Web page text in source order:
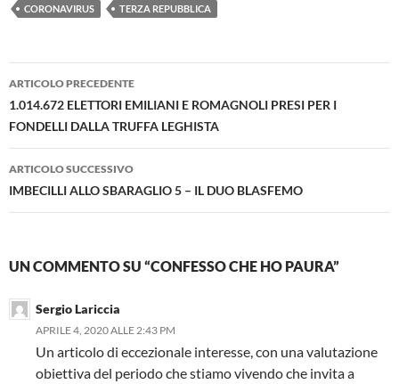
CORONAVIRUS TERZA REPUBBLICA
Navigazione
articolo
ARTICOLO PRECEDENTE
1.014.672 ELETTORI EMILIANI E ROMAGNOLI PRESI PER I
FONDELLI DALLA TRUFFA LEGHISTA
ARTICOLO SUCCESSIVO
IMBECILLI ALLO SBARAGLIO 5 – IL DUO BLASFEMO
UN COMMENTO SU “CONFESSO CHE HO PAURA”
Sergio Lariccia
APRILE 4, 2020 ALLE 2:43 PM
Un articolo di eccezionale interesse, con una valutazione
obiettiva del periodo che stiamo vivendo che invita a